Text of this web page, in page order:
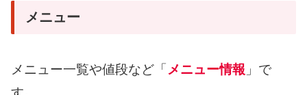
メニュー
メニュー一覧や値段など「 メニュー情報 」で